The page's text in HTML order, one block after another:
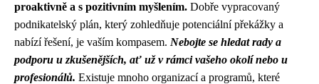
proaktivně a s pozitivním myšlením. Dobře vypracovaný
podnikatelský plán, který zohledňuje potenciální překážky a
nabízí řešení, je vaším kompasem. Nebojte se hledat rady a
podporu u zkušenějších, ať už v rámci vašeho okolí nebo u
profesionálů. Existuje mnoho organizací a programů, které